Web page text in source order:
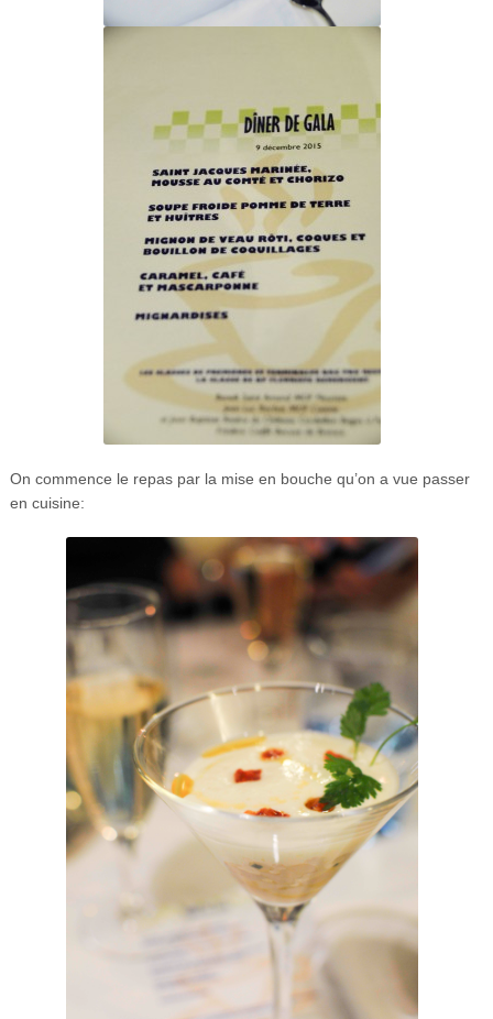
On commence le repas par la mise en bouche qu’on a vue passer
en cuisine: